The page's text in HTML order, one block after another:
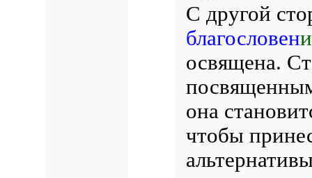
С другой
благословен
освящена.
она
чтобы